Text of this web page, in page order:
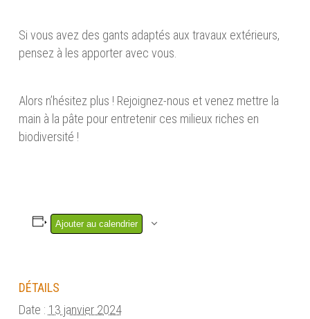
Si vous avez des gants adaptés aux travaux extérieurs,
pensez à les apporter avec vous.
Alors n’hésitez plus ! Rejoignez-nous et venez mettre la
main à la pâte pour entretenir ces milieux riches en
biodiversité !
Ajouter au calendrier
DÉTAILS
Date : 13 janvier 2024